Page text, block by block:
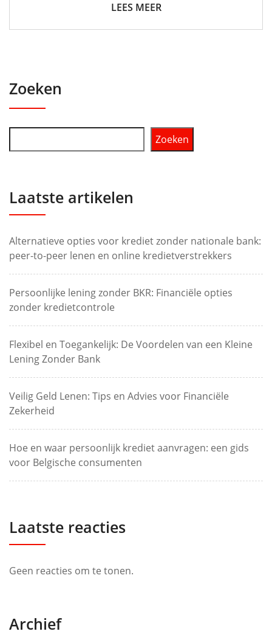
LEES MEER
Zoeken
Zoeken
Laatste artikelen
Alternatieve opties voor krediet zonder nationale bank:
peer-to-peer lenen en online kredietverstrekkers
Persoonlijke lening zonder BKR: Financiële opties
zonder kredietcontrole
Flexibel en Toegankelijk: De Voordelen van een Kleine
Lening Zonder Bank
Veilig Geld Lenen: Tips en Advies voor Financiële
Zekerheid
Hoe en waar persoonlijk krediet aanvragen: een gids
voor Belgische consumenten
Laatste reacties
Geen reacties om te tonen.
Archief